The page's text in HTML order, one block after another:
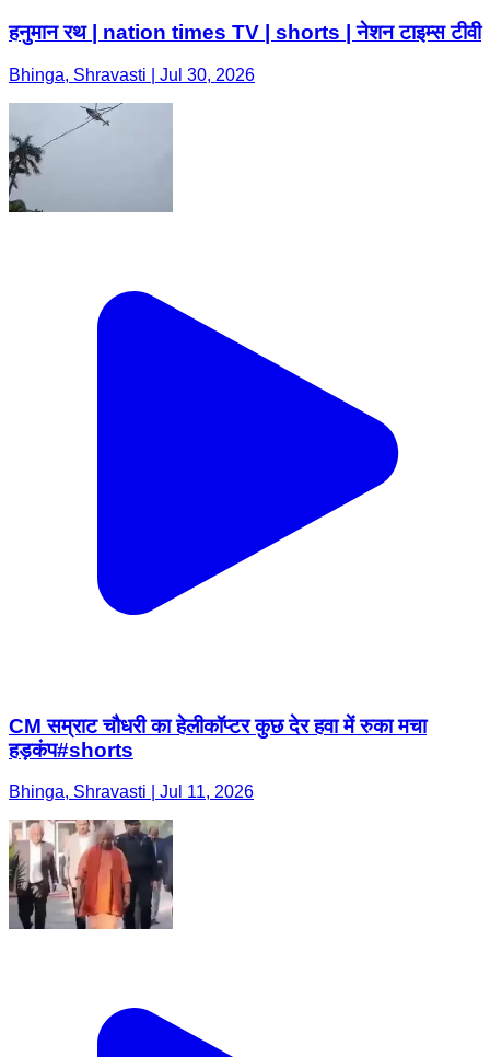
हनुमान रथ | nation times TV | shorts | नेशन टाइम्स टीवी
Bhinga, Shravasti | Jul 30, 2026
CM सम्राट चौधरी का हेलीकॉप्टर कुछ देर हवा में रुका मचा
हड़कंप#shorts
Bhinga, Shravasti | Jul 11, 2026